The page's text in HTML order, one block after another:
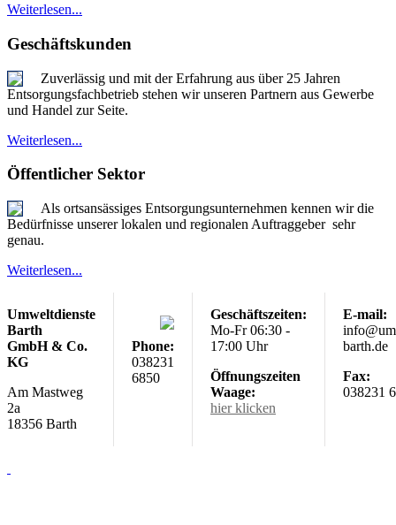
Weiterlesen...
Geschäftskunden
Zuverlässig und mit der Erfahrung aus über 25 Jahren
Entsorgungsfachbetrieb stehen wir unseren Partnern aus Gewerbe
und Handel zur Seite.
Weiterlesen...
Öffentlicher Sektor
Als ortsansässiges Entsorgungsunternehmen kennen wir die
Bedürfnisse unserer lokalen und regionalen Auftraggeber sehr
genau.
Weiterlesen...
Umweltdienste
Barth
GmbH & Co.
KG
Am Mastweg
2a
18356 Barth
Phone:
038231
6850
Geschäftszeiten:
Mo-Fr 06:30 -
17:00 Uhr
Öffnungszeiten
Waage:
hier klicken
E-mail:
barth.de
Fax:
038231